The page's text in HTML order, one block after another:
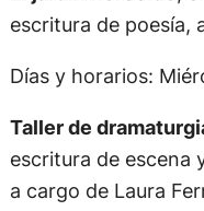
escritura de poesía,
Días y horarios:
Taller de
escritura de escena
a cargo de Laura